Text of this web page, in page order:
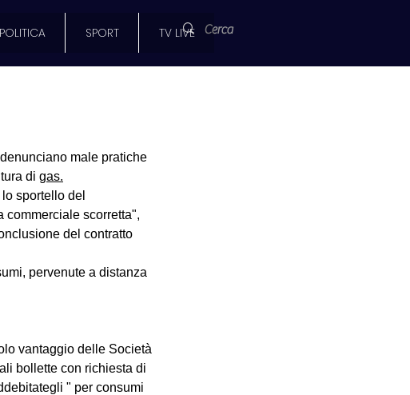
POLITICA SPORT TV LIVE
male pratiche
di gas.
sportello del
commerciale scorretta",
del contratto
pervenute a distanza
vantaggio delle Società
bollette con richiesta di
" per consumi